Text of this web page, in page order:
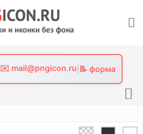
✉️ mail@pngicon.ru 📝 форма